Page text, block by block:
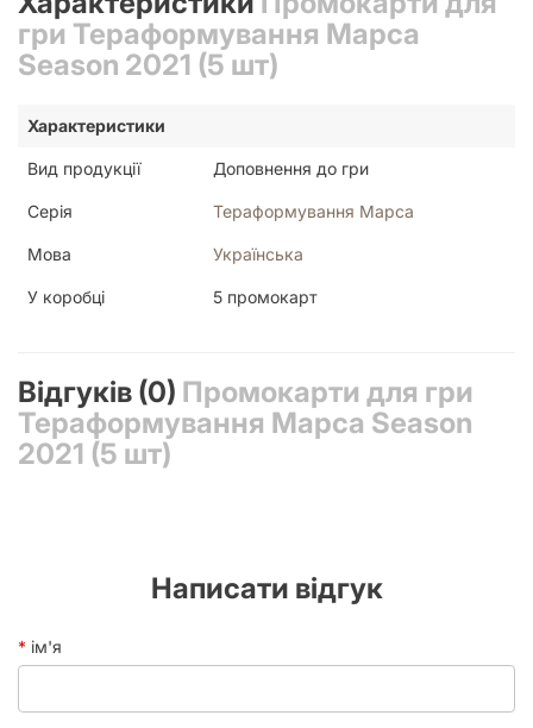
гри Тераформування Марса
Season 2021 (5 шт)
Характеристики
Вид продукції Доповнення до гри
Серія Тераформування Марса
Мова Українська
У коробці 5 промокарт
Відгуків (0) Промокарти для гри
Тераформування Марса Season
2021 (5 шт)
Написати відгук
ім'я